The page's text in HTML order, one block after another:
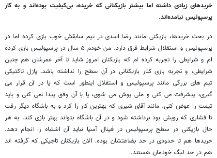
خریدهای زیادی داشته اما بیشتر بازیکنانی که خریده، بی‌کیفیت بوده‌اند و به کار
پرسپولیس نیامده‌اند.
در بحث خریدها، بازیکنی مانند رضا اسدی در تیم سابقش خوب بازی کرده اما در
پرسپولیس و استقلال شرایط فرق دارد. من خودم ۵ سال در پرسپولیس بازی کرده
ام و شرایطی را تجربه کرده ام که بازیکنان امروز شاید تا آخر عمرشان هم چنین
شرایطی، و تجربه بازی کنار بازیکنانی در آن سطح را نداشته باشد. پازل تاکتیکی
تیم های بزرگی مانند پرسپولیس و استقلال اینطور است که یا در آن قرار می
گیری، پیشرفت می کنی و ملی پوش می شوی، یا با آن وفق پیدا نمی کنی و باید
تیمت را عوض کنی. مانند آقای شیری که بهترین کار را کرد و به باشگاه دیگر رفت
تا فشاری که رویش بود برداشته شود و در آن باشگاه بتواند بهتر بازی کند. به هر
حال بازیکنی در سطح پرسپولیس در فینال آسیا نباید آن اشتباه را انجام دهد.
خریدها هم تا حدودی در حد بضاعتشان بوده. الان بازیکنان تاجیکی که گرفته اند
هم در حد لیگ خودمان هستند.